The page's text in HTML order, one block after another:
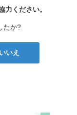
力ください。
たか?
いいえ